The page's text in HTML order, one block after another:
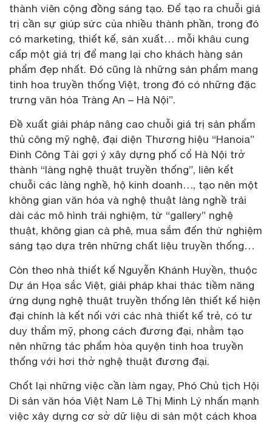
thành viên cộng đồng sáng tạo. Để tạo ra chuỗi giá
trị cần sự giúp sức của nhiều thành phần, trong đó
có marketing, thiết kế, sản xuất… mỗi khâu cung
cấp một giá trị để mang lại cho khách hàng sản
phẩm đẹp nhất. Đó cũng là những sản phẩm mang
tinh hoa truyền thống Việt, trong đó có những đặc
trưng văn hóa Tràng An – Hà Nội”.
Đề xuất giải pháp nâng cao chuỗi giá trị sản phẩm
thủ công mỹ nghệ, đại diện Thương hiệu “Hanoia”
Đinh Công Tài gợi ý xây dựng phố cổ Hà Nội trở
thành “làng nghệ thuật truyền thống”, liên kết
chuỗi các làng nghề, hộ kinh doanh…, tạo nên một
không gian văn hóa và nghệ thuật làng nghề trải
dài các mô hình trải nghiệm, từ “gallery” nghệ
thuật, không gian cà phê, mua sắm đến thử nghiệm
sáng tạo dựa trên những chất liệu truyền thống…
Còn theo nhà thiết kế Nguyễn Khánh Huyền, thuộc
Dự án Họa sắc Việt, giải pháp khai thác tiềm năng
ứng dụng nghệ thuật truyền thống lên thiết kế hiện
đại chính là kết nối với các nhà thiết kế trẻ, có tư
duy thẩm mỹ, phong cách đương đại, nhằm tạo
nên những tác phẩm hòa quyện tinh hoa truyền
thống với hơi thở nghệ thuật đương đại.
Chốt lại những việc cần làm ngay, Phó Chủ tịch Hội
Di sản văn hóa Việt Nam Lê Thị Minh Lý nhấn mạnh
việc xây dựng cơ sở dữ liệu di sản một cách khoa